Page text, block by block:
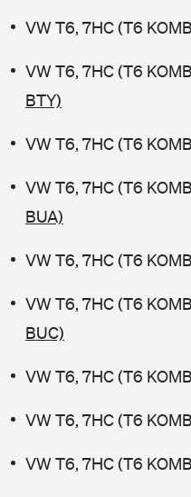
VW T6, 7HC (T6
VW T6, 7HC (T6
BTY)
VW T6, 7HC (T6
VW T6, 7HC (T6
BUA)
VW T6, 7HC (T6
VW T6, 7HC (T6
BUC)
VW T6, 7HC (T6
VW T6, 7HC (T6
VW T6, 7HC (T6